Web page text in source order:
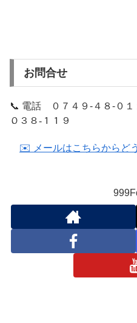
お問合せ
📞 電話 ０７４９-４８-０
０３８-１１９
✉️ メールはこちらからど